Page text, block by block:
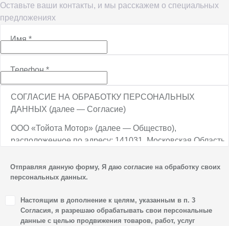
Оставьте ваши контакты, и мы расскажем о специальных
предложениях
Имя*
Телефон*
СОГЛАСИЕ НА ОБРАБОТКУ ПЕРСОНАЛЬНЫХ
ДАННЫХ (далее — Согласие)
ООО «Тойота Мотор» (далее — Общество),
расположенное по адресу: 141031, Московская Область,
Автомобильный, стр. 5А/1, является оператором
персональных данных.
1. Настоящим я даю согласие Обществу на обработку
своих персональных данных, а именно: имени, отчества,
фамилии, контактных данных (включая номер телефона
Отправляя данную форму, Я даю согласие на обработку своих
персональных данных.
Настоящим в дополнение к целям, указанным в п. 3
Согласия, я разрешаю обрабатывать свои персональные
данные с целью продвижения товаров, работ, услуг